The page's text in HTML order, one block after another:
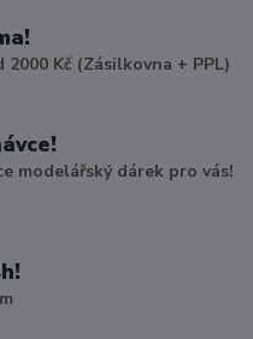
Kč (Zásilkovna + PPL)
modelářský dárek pro vás!